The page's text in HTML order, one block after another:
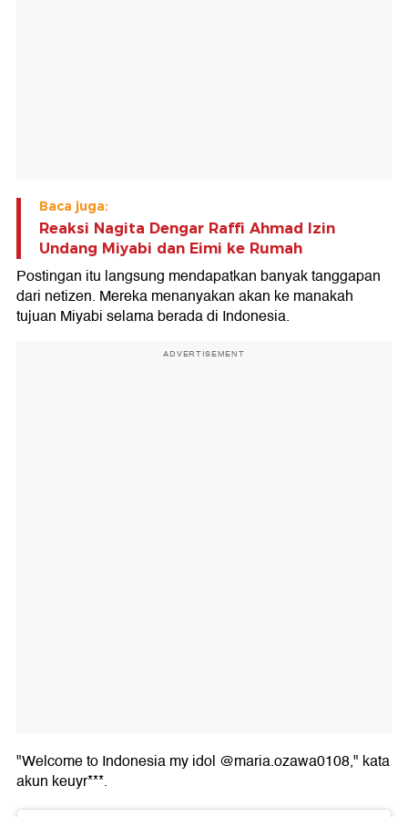
Baca juga:
Reaksi Nagita Dengar Raffi Ahmad Izin
Undang Miyabi dan Eimi ke Rumah
Postingan itu langsung mendapatkan banyak tanggapan
dari netizen. Mereka menanyakan akan ke manakah
tujuan Miyabi selama berada di Indonesia.
ADVERTISEMENT
"Welcome to Indonesia my idol @maria.ozawa0108," kata
akun keuyr***.